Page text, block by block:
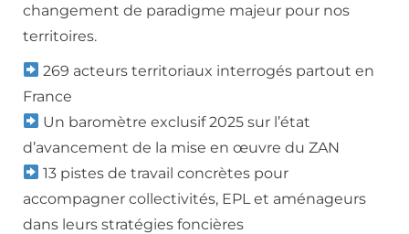
changement de paradigme majeur pour nos
territoires.
269 acteurs territoriaux interrogés partout en
France
Un baromètre exclusif 2025 sur l’état
d’avancement de la mise en œuvre du ZAN
13 pistes de travail concrètes pour
accompagner collectivités, EPL et aménageurs
dans leurs stratégies foncières